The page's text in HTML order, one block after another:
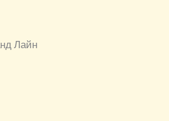
Лайн